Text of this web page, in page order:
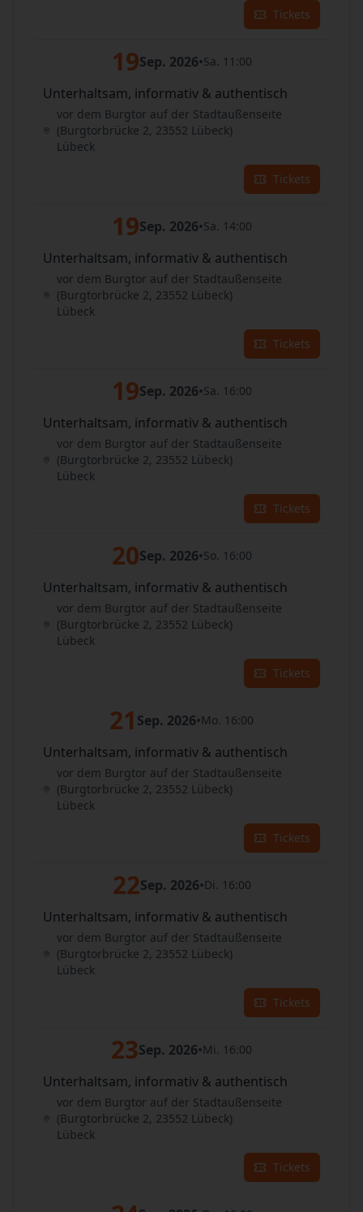
Tickets
19Sep. 2026•Sa. 11:00
Unterhaltsam, informativ & authentisch
vor dem Burgtor auf der Stadtaußenseite
(Burgtorbrücke 2, 23552 Lübeck)
Lübeck
Tickets
19Sep. 2026•Sa. 14:00
Unterhaltsam, informativ & authentisch
vor dem Burgtor auf der Stadtaußenseite
(Burgtorbrücke 2, 23552 Lübeck)
Lübeck
Tickets
19Sep. 2026•Sa. 16:00
Unterhaltsam, informativ & authentisch
vor dem Burgtor auf der Stadtaußenseite
(Burgtorbrücke 2, 23552 Lübeck)
Lübeck
Tickets
20Sep. 2026•So. 16:00
Unterhaltsam, informativ & authentisch
vor dem Burgtor auf der Stadtaußenseite
(Burgtorbrücke 2, 23552 Lübeck)
Lübeck
Tickets
21 Sep. 2026•Mo. 16:00
Unterhaltsam, informativ & authentisch
vor dem Burgtor auf der Stadtaußenseite
(Burgtorbrücke 2, 23552 Lübeck)
Lübeck
Tickets
22Sep. 2026•Di. 16:00
Unterhaltsam, informativ & authentisch
vor dem Burgtor auf der Stadtaußenseite
(Burgtorbrücke 2, 23552 Lübeck)
Lübeck
Tickets
23Sep. 2026•Mi. 16:00
Unterhaltsam, informativ & authentisch
vor dem Burgtor auf der Stadtaußenseite
(Burgtorbrücke 2, 23552 Lübeck)
Lübeck
Tickets